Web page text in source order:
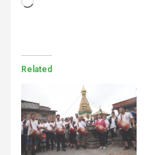
Related